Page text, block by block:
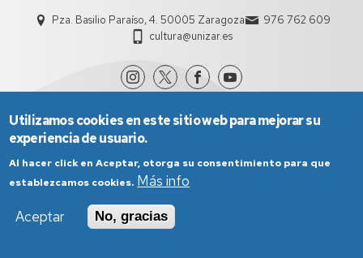
Pza. Basilio Paraíso, 4. 50005 Zaragoza
976 762 609
cultura@unizar.es
Política de Privacidad
Utilizamos cookies en este sitio web para mejorar su
experiencia de usuario.
Al hacer click en Aceptar, otorga su consentimiento para que
establezcamos cookies. Más info
Aceptar
No, gracias